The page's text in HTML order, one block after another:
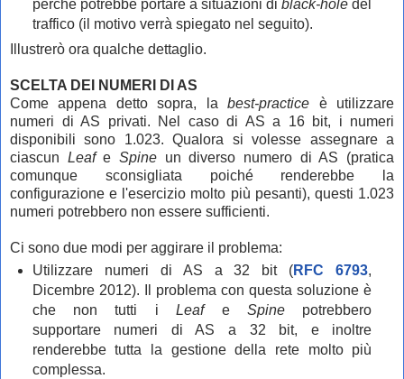
perché potrebbe portare a situazioni diblack-hole del
traffico (il motivo verrà spiegato nel seguito).
Illustrerò ora qualche dettaglio.
SCELTA DEI NUMERI DI AS
Come appena detto sopra, labest-practice è utilizzare
numeri di AS privati. Nel caso di AS a 16 bit, i numeri
disponibili sono 1.023. Qualora si volesse assegnare a
ciascun LeafeSpine un diverso numero di AS (pratica
comunque sconsigliata poiché renderebbe la
configurazione e l'esercizio molto più pesanti), questi 1.023
numeri potrebbero non essere sufficienti.
Ci sono due modi per aggirare il problema:
Utilizzare numeri di AS a 32 bit (RFC 6793,
Dicembre 2012). Il problema con questa soluzione è
che non tutti iLeaf eSpine potrebbero
supportare numeri di AS a 32 bit, e inoltre
renderebbe tutta la gestione della rete molto più
complessa.